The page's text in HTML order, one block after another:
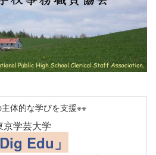
体的な学びを支援※※
京学芸大学
Dig Edu」